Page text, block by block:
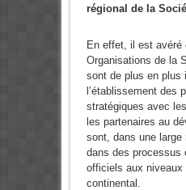
régional de la
En effet, il est avéré
Organisations de la
sont de plus en plus
l’établissement des
stratégiques avec
les partenaires au
sont, dans une large
dans des processus
officiels aux niveaux
continental.